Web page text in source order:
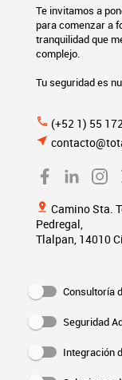
Te invitamos a
para comenzar a
tranquilidad que
complejo.
Tu seguridad es
phone (+52 1) 55
near_me
pin_drop Camino Sta.
Pedregal,
Tlalpan, 14010
Consultoría
Seguridad
Integración